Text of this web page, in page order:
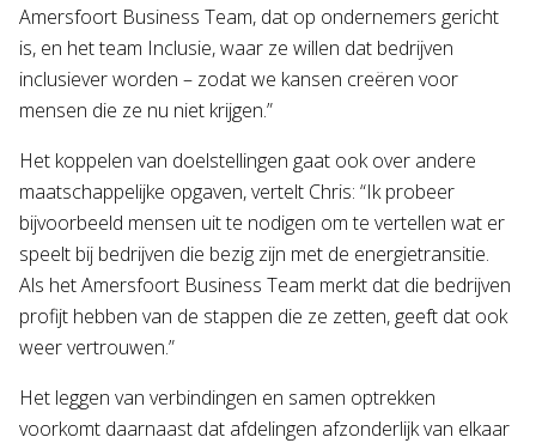
Amersfoort Business Team, dat op ondernemers gericht
is, en het team Inclusie, waar ze willen dat bedrijven
inclusiever worden – zodat we kansen creëren voor
mensen die ze nu niet krijgen.”
Het koppelen van doelstellingen gaat ook over andere
maatschappelijke opgaven, vertelt Chris: “Ik probeer
bijvoorbeeld mensen uit te nodigen om te vertellen wat er
speelt bij bedrijven die bezig zijn met de energietransitie.
Als het Amersfoort Business Team merkt dat die bedrijven
profijt hebben van de stappen die ze zetten, geeft dat ook
weer vertrouwen.”
Het leggen van verbindingen en samen optrekken
voorkomt daarnaast dat afdelingen afzonderlijk van elkaar